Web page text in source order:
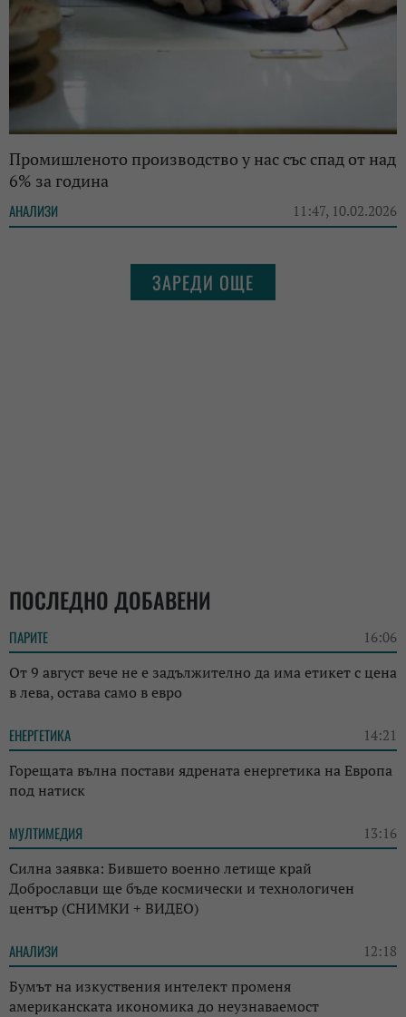
Промишленото производство у нас със спад от над
6% за година
АНАЛИЗИ 11:47, 10.02.2026
ЗАРЕДИ ОЩЕ
ПОСЛЕДНО ДОБАВЕНИ
ПАРИТЕ 16:06
От 9 август вече не е задължително да има етикет с цена
в лева, остава само в евро
ЕНЕРГЕТИКА 14:21
Горещата вълна постави ядрената енергетика на Европа
под натиск
МУЛТИМЕДИЯ 13:16
Силна заявка: Бившето военно летище край
Доброславци ще бъде космически и технологичен
център (СНИМКИ + ВИДЕО)
АНАЛИЗИ 12:18
Бумът на изкуствения интелект променя
американската икономика до неузнаваемост